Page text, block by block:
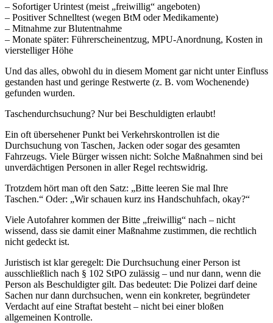
– Sofortiger Urintest (meist „freiwillig“ angeboten)
– Positiver Schnelltest (wegen BtM oder Medikamente)
– Mitnahme zur Blutentnahme
– Monate später: Führerscheinentzug, MPU-Anordnung, Kosten in
vierstelliger Höhe
Und das alles, obwohl du in diesem Moment gar nicht unter Einfluss
gestanden hast und geringe Restwerte (z. B. vom Wochenende)
gefunden wurden.
Taschendurchsuchung? Nur bei Beschuldigten erlaubt!
Ein oft übersehener Punkt bei Verkehrskontrollen ist die
Durchsuchung von Taschen, Jacken oder sogar des gesamten
Fahrzeugs. Viele Bürger wissen nicht: Solche Maßnahmen sind bei
unverdächtigen Personen in aller Regel rechtswidrig.
Trotzdem hört man oft den Satz: „Bitte leeren Sie mal Ihre
Taschen.“ Oder: „Wir schauen kurz ins Handschuhfach, okay?“
Viele Autofahrer kommen der Bitte „freiwillig“ nach – nicht
wissend, dass sie damit einer Maßnahme zustimmen, die rechtlich
nicht gedeckt ist.
Juristisch ist klar geregelt: Die Durchsuchung einer Person ist
ausschließlich nach § 102 StPO zulässig – und nur dann, wenn die
Person als Beschuldigter gilt. Das bedeutet: Die Polizei darf deine
Sachen nur dann durchsuchen, wenn ein konkreter, begründeter
Verdacht auf eine Straftat besteht – nicht bei einer bloßen
allgemeinen Kontrolle.